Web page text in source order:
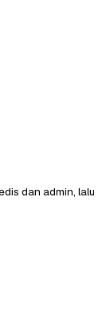
dan admin, lalu